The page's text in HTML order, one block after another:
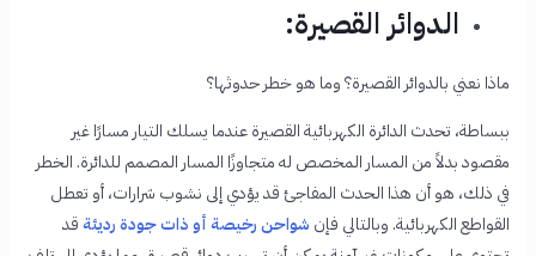
الدوائر القصيرة:
ماذا نعني بالدوائر القصيرة؟ وما هو خطر حدوثها؟
ببساطة، تحدث الدائرة الكهربائية القصيرة عندما يسلك التيار مسارًا غير
مقصود بدلاً من المسار المخصص له متجاوزًا المسار المصمم للدائرة. الخطر
في ذلك، هو أن هذا الحدث المفاجئ قد يؤدي إلى نشوب شرارات، أو تعطل
القواطع الكهربائية. وبالتالي فإن شواحن رخيصة أو ذات جودة رديئةقد